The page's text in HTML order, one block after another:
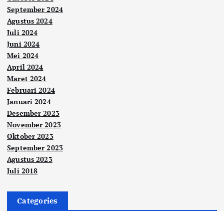
September 2024
Agustus 2024
Juli 2024
Juni 2024
Mei 2024
April 2024
Maret 2024
Februari 2024
Januari 2024
Desember 2023
November 2023
Oktober 2023
September 2023
Agustus 2023
Juli 2018
Categories